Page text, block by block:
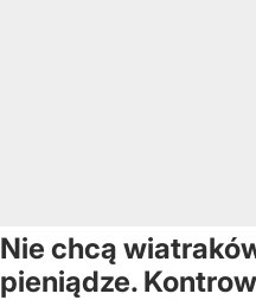
Nie chcą
pieniądze.